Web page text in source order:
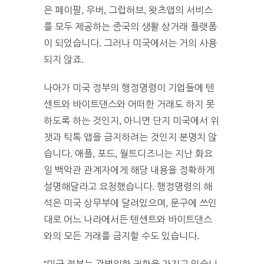
은 페이팔, 우버, 그럽허브, 왓츠앱의 서비스
를 모두 제공하는 중국의 생활 상거래 플랫폼
이 되었습니다. 그러나 미국에서는 거의 사용
되지 않죠.
나아가 미국 정부의 행정명령이 기업들에 텐
센트와 바이트댄스와 어떠한 거래도 하지 못
하도록 하는 것인지, 아니면 단지 미국에서 위
챗과 틱톡 앱을 금지하려는 것인지 분명치 않
습니다. 애플, 포드, 월트디즈니는 지난 화요
일 백악관 관계자에게 해당 내용을 정확하게
설명해달라고 요청했습니다. 행정명령의 해
석은 미국 상무부에 달려있으며, 문구에 쓰인
대로 어느 나라에서든 텐센트와 바이트댄스
와의 모든 거래를 금지할 수도 있습니다.